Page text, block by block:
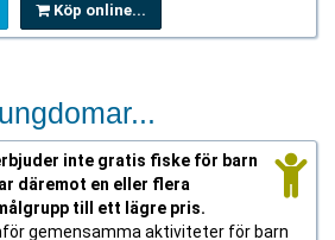
Köp online...
inte gratis fiske för barn
däremot en eller flera
till ett lägre pris.
gemensamma aktiviteter för barn